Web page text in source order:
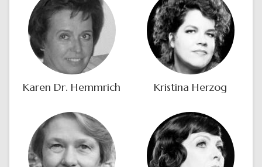
Karen Dr. Hemmrich Kristina Herzog